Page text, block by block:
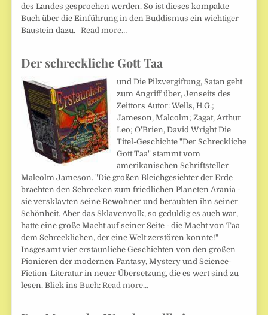
des Landes gesprochen werden. So ist dieses kompakte
Buch über die Einführung in den Buddismus ein wichtiger
Baustein dazu.Read more…
Der schreckliche Gott Taa
und Die Pilzvergiftung, Satan geht
zum Angriff über, Jenseits des
Zeittors Autor: Wells, H.G.;
Jameson, Malcolm; Zagat, Arthur
Leo; O'Brien, David Wright Die
Titel-Geschichte "Der Schreckliche
Gott Taa" stammt vom
amerikanischen Schriftsteller
Malcolm Jameson. "Die großen Bleichgesichter der Erde
brachten den Schrecken zum friedlichen Planeten Arania -
sie versklavten seine Bewohner und beraubten ihn seiner
Schönheit. Aber das Sklavenvolk, so geduldig es auch war,
hatte eine große Macht auf seiner Seite - die Macht von Taa
dem Schrecklichen, der eine Welt zerstören konnte!"
Insgesamt vier erstaunliche Geschichten von den großen
Pionieren der modernen Fantasy, Mystery und Science-
Fiction-Literatur in neuer Übersetzung, die es wert sind zu
lesen. Blick ins Buch:Read more…